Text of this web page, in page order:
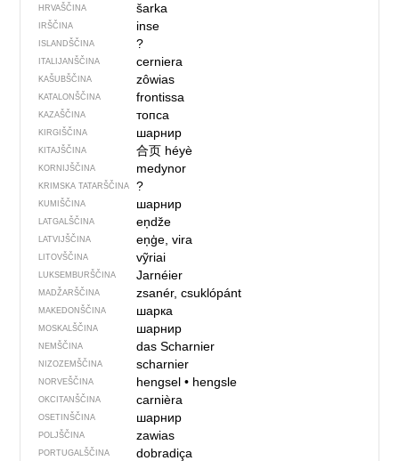
HRVAŠČINA šarka
IRŠČINA inse
ISLANDŠČINA ?
ITALIJANŠČINA cerniera
KAŠUBŠČINA zôwias
KATALONŠČINA frontissa
KAZAŠČINA топса
KIRGIŠČINA шарнир
KITAJŠČINA 合页 héyè
KORNIJŠČINA medynor
KRIMSKA TATARŠČINA ?
KUMIŠČINA шарнир
LATGALŠČINA eņdže
LATVIJŠČINA eņģe, vira
LITOVŠČINA vỹriai
LUKSEMBURŠČINA Jarnéier
MADŽARŠČINA zsanér, csuklópánt
MAKEDONŠČINA шарка
MOSKALŠČINA шарнир
NEMŠČINA das Scharnier
NIZOZEMŠČINA scharnier
NORVEŠČINA hengsel• hengsle
OKCITANŠČINA carnièra
OSETINŠČINA шарнир
POLJŠČINA zawias
PORTUGALŠČINA dobradiça